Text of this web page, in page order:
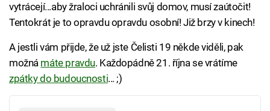
vytrácejí...aby žraloci uchránili svůj domov, musí zaútočit!
Tentokrát je to opravdu opravdu osobní! Již brzy v kinech!
A jestli vám přijde, že už jste Čelisti 19 někde viděli, pak
možná máte pravdu. Každopádně 21. října se vrátíme
zpátky do budoucnosti... ;)